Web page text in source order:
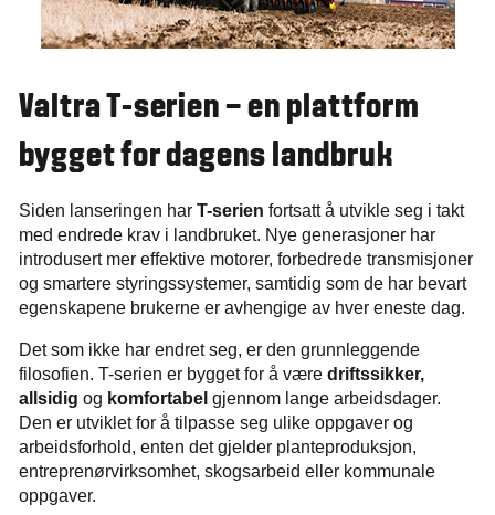
Valtra T-serien – en plattform
bygget for dagens landbruk
Siden lanseringen har T-serien fortsatt å utvikle seg i takt
med endrede krav i landbruket. Nye generasjoner har
introdusert mer effektive motorer, forbedrede transmisjoner
og smartere styringssystemer, samtidig som de har bevart
egenskapene brukerne er avhengige av hver eneste dag.
Det som ikke har endret seg, er den grunnleggende
filosofien. T-serien er bygget for å være driftssikker,
allsidig og komfortabel gjennom lange arbeidsdager.
Den er utviklet for å tilpasse seg ulike oppgaver og
arbeidsforhold, enten det gjelder planteproduksjon,
entreprenørvirksomhet, skogsarbeid eller kommunale
oppgaver.